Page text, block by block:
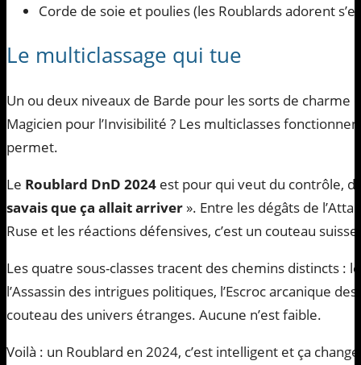
Corde de soie et poulies (les Roublards adorent
Le multiclassage qui tue
Un ou deux niveaux de Barde pour les sorts de charme
Magicien pour l’Invisibilité ? Les multiclasses
permet.
Le Roublard DnD 2024 est pour qui veut du contrôle,
savais que ça allait arriver ». Entre les dégâts de
Ruse et les réactions défensives, c’est un couteau
Les quatre sous-classes tracent des chemins distincts :
l’Assassin des intrigues politiques, l’Escroc arcanique
couteau des univers étranges. Aucune n’est faible.
Voilà : un Roublard en 2024, c’est intelligent et ça